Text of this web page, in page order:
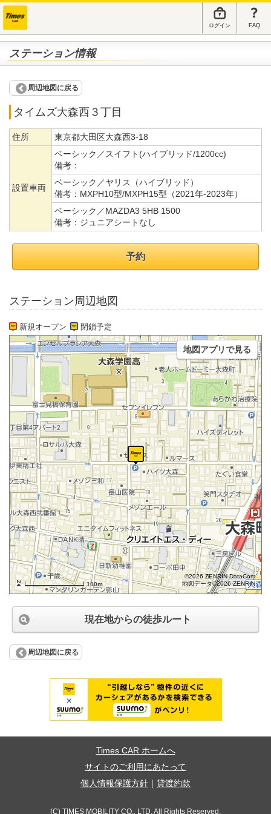
ログイン FAQ
ステーション情報
周辺地図に戻る
タイムズ大森西３丁目
住所 東京都大田区大森西3-18
設置車両
ベーシック／スイフト(ハイブリッド/1200cc)
備考：
ベーシック／ヤリス（ハイブリッド）
備考： MXPH10型/MXPH15型（2021年-2023年）
ベーシック／MAZDA3 5HB 1500
備考： ジュニアシートなし
予約
ステーション周辺地図
新規オープン 閉鎖予定
100m
©2026 ZENRIN DataCom
地図データ©2026 ZENRIN
地図アプリで見る
現在地からの徒歩ルート
周辺地図に戻る
Times CAR ホームへ
サイトのご利用にあたって
個人情報保護方針
貸渡約款
(C) TIMES MOBILITY CO., LTD. All Rights Reserved.